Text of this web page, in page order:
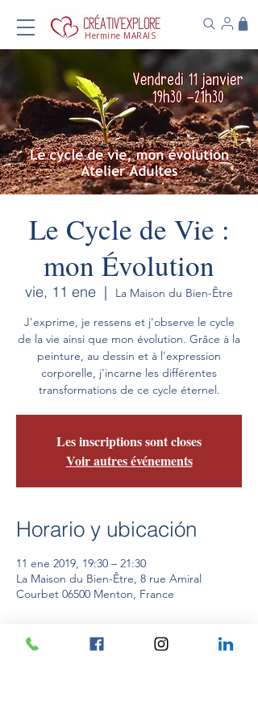
Hermine MARAIS
Le Cycle de Vie :
mon Évolution
vie, 11 ene
  |
La Maison du Bien-Être
J'exprime, je ressens et j'observe le cycle
de la vie ainsi que mon évolution. Grâce à la
peinture, au dessin et à l'expression
corporelle, j'incarne les différentes
transformations de ce cycle éternel.
Les inscriptions sont closes
Voir autres événements
Horario y ubicación
11 ene 2019, 19:30 – 21:30
La Maison du Bien-Être, 8 rue Amiral
Courbet 06500 Menton, France